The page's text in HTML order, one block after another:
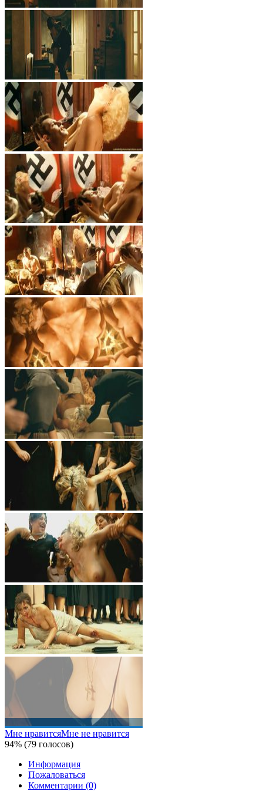
Мне нравитсяМне не нравится
94% (79 голосов)
Информация
Пожаловаться
Комментарии (0)